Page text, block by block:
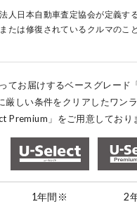
コーポレートサイト
人日本自動車査定協会が定義す
たは修復されているクルマのこ
てお届けするベースグレード
厳しい条件をクリアしたワン
Premium」をご用意しており
1年間 ※ 2